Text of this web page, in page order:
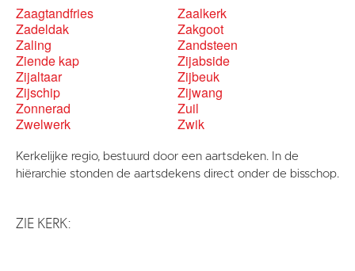
Zaagtandfries
Zaalkerk
Zadeldak
Zakgoot
Zaling
Zandsteen
Ziende kap
Zijabside
Zijaltaar
Zijbeuk
Zijschip
Zijwang
Zonnerad
Zuil
Zwelwerk
Zwik
Kerkelijke regio, bestuurd door een aartsdeken. In de
hiërarchie stonden de aartsdekens direct onder de bisschop.
ZIE KERK: